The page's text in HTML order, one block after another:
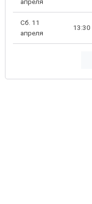
Сб. 11
апреля
13:30